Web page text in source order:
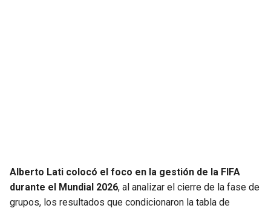
RAMS
ROCKETS
Alberto Lati colocó el foco en la gestión de la FIFA
durante el Mundial 2026, al analizar el cierre de la fase de
grupos, los resultados que condicionaron la tabla de